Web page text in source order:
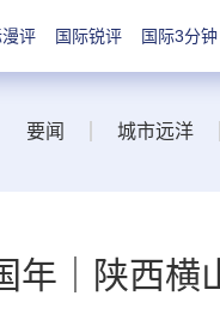
漫评 国际锐评 国际3分钟
要闻 城市远洋
年｜陕西横